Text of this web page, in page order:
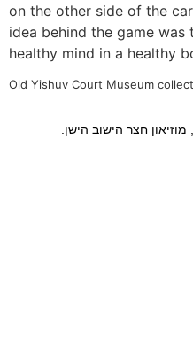
on the other side of the
idea behind the game
healthy mind in a healthy
Old Yishuv Court Museum